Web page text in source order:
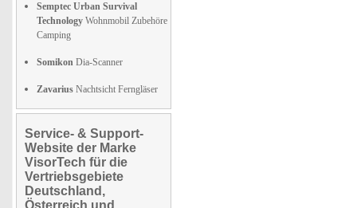
Semptec Urban Survival
Technology Wohnmobil Zubehöre
Camping
Somikon Dia-Scanner
Zavarius Nachtsicht Ferngläser
Service- & Support-
Website der Marke
VisorTech für die
Vertriebsgebiete
Deutschland,
Österreich und